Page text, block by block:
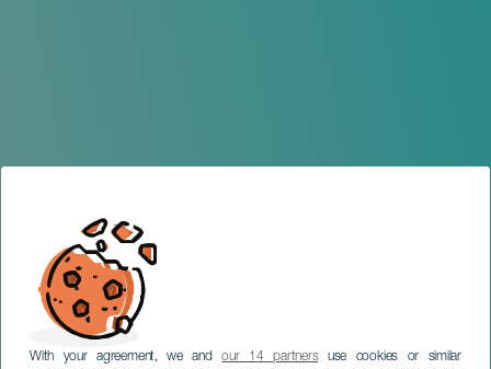
With your agreement, we andour 14 partnersuse cookies or similar